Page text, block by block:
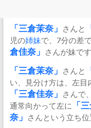
「三倉茉奈」 さんと
児の姉妹で、7分の差
倉佳奈」
さんが妹です
「三倉茉奈」 さんと
い、見分け方は、左
「三倉佳奈」
さんで
通常向かって左に
「
奈」
さんという立ち